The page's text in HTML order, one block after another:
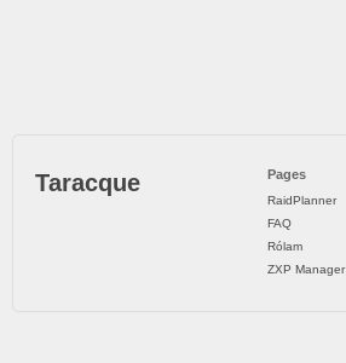
Taracque Pages
RaidPlanner
FAQ
Rólam
ZXP Manager